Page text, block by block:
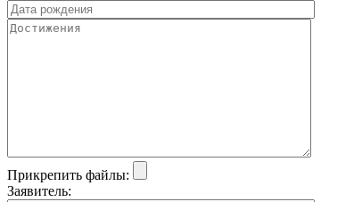
Прикрепить файлы:
Заявитель: